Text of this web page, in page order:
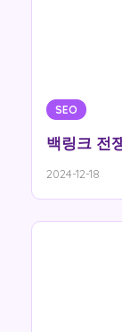
SEO
백링크 전
2024-12-18